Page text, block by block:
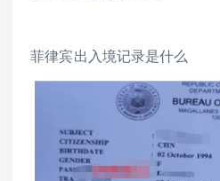
菲律宾出入境记录是什么